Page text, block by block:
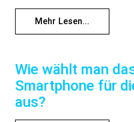
Mehr Lesen...
Wie wählt man
Smartphone für
aus?